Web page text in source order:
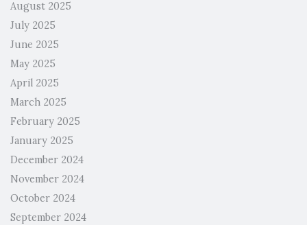
August 2025
July 2025
June 2025
May 2025
April 2025
March 2025
February 2025
January 2025
December 2024
November 2024
October 2024
September 2024